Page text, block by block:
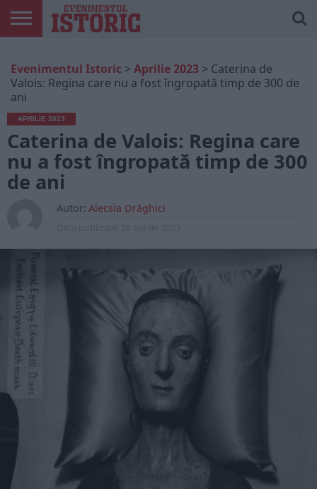
ONLINE
EDIȚII
TIPĂRITE
ISTORIC
PLAY
CONTUL
MEU
Evenimentul Istoric > Aprilie 2023 > Caterina de
Valois: Regina care nu a fost îngropată timp de 300 de
ani
APRILIE 2023
Caterina de Valois: Regina care
nu a fost îngropată timp de 300
de ani
Autor: Alecsia Drăghici